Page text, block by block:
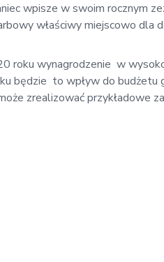
wpisze w swoim rocznym
właściwy miejscowo dla
roku wynagrodzenie w
będzie to wpływ do budżetu
zrealizować przykładowe